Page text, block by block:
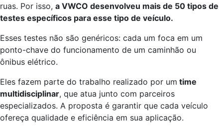
ruas. Por isso, a VWCO desenvolveu mais de 50 tipos de
testes específicos para esse tipo de veículo.
Esses testes não são genéricos: cada um foca em um
ponto-chave do funcionamento de um caminhão ou
ônibus elétrico.
Eles fazem parte do trabalho realizado por um time
multidisciplinar, que atua junto com parceiros
especializados. A proposta é garantir que cada veículo
ofereça qualidade e eficiência em sua aplicação.